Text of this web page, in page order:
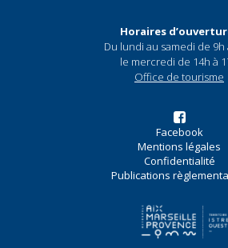
Horaires
Du lundi au samedi de 9h
le mercredi de 14h à
Office de tourisme
Facebook
Mentions légales
Confidentialité
Publications